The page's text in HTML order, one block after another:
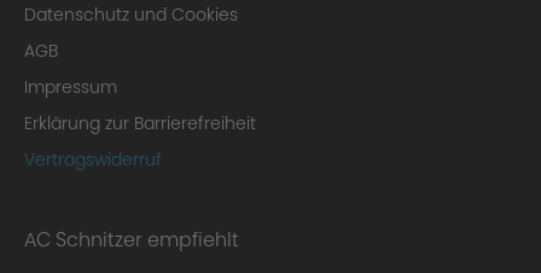
Datenschutz und Cookies
AGB
Impressum
Erklärung zur Barrierefreiheit
Vertragswiderruf
AC Schnitzer empfiehlt